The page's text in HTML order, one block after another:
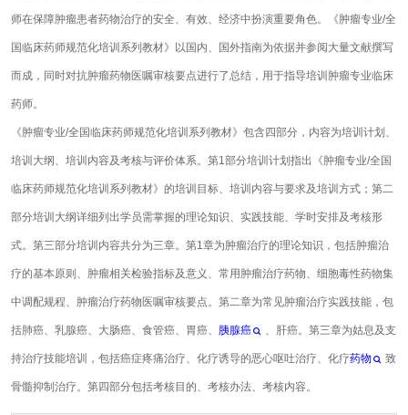
师在保障肿瘤患者药物治疗的安全、有效、经济中扮演重要角色。《肿瘤专业/全
国临床药师规范化培训系列教材》以国内、国外指南为依据并参阅大量文献撰写
而成，同时对抗肿瘤药物医嘱审核要点进行了总结，用于指导培训肿瘤专业临床
药师。
《肿瘤专业/全国临床药师规范化培训系列教材》包含四部分，内容为培训计划、
培训大纲、培训内容及考核与评价体系。第1部分培训计划指出《肿瘤专业/全国
临床药师规范化培训系列教材》的培训目标、培训内容与要求及培训方式；第二
部分培训大纲详细列出学员需掌握的理论知识、实践技能、学时安排及考核形
式。第三部分培训内容共分为三章。第1章为肿瘤治疗的理论知识，包括肿瘤治
疗的基本原则、肿瘤相关检验指标及意义、常用肿瘤治疗药物、细胞毒性药物集
中调配规程、肿瘤治疗药物医嘱审核要点。第二章为常见肿瘤治疗实践技能，包
括肺癌、乳腺癌、大肠癌、食管癌、胃癌、 胰腺癌 、肝癌。第三章为姑息及支
持治疗技能培训，包括癌症疼痛治疗、化疗诱导的恶心呕吐治疗、化疗药物 致
骨髓抑制治疗。第四部分包括考核目的、考核办法、考核内容。